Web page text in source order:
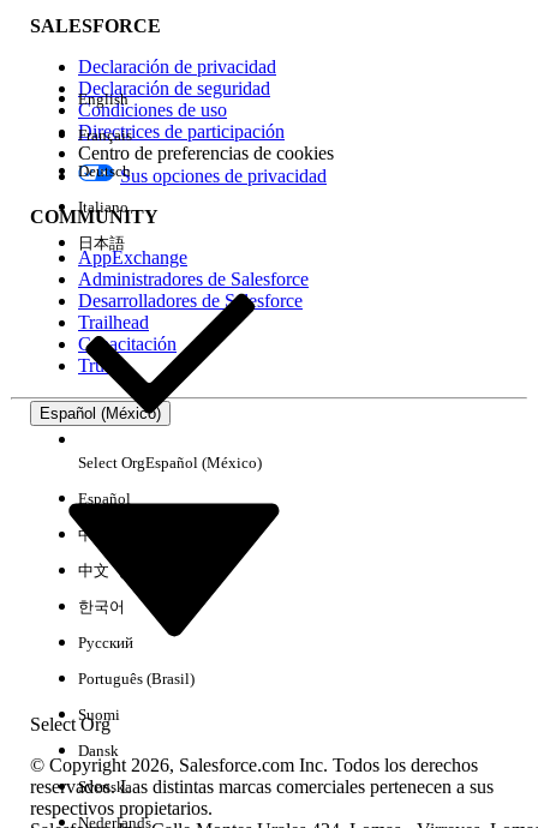
Repercusión de función
Edición
Experiencia
No hay resultados
SALESFORCE
Declaración de privacidad
Declaración de seguridad
Condiciones de uso
Directrices de participación
Centro de preferencias de cookies
Sus opciones de privacidad
COMMUNITY
AppExchange
Administradores de Salesforce
Desarrolladores de Salesforce
Trailhead
Capacitación
Trust
Español (México)
Select Org
English
Français
Deutsch
Italiano
日本語
Select OrgEspañol (México)
Español
中文（简体）
中文（繁體）
한국어
Русский
Português (Brasil)
Suomi
Dansk
Svenska
Nederlands
© Copyright 2026, Salesforce.com Inc. Todos los derechos
reservados. Las distintas marcas comerciales pertenecen a sus
respectivos propietarios.